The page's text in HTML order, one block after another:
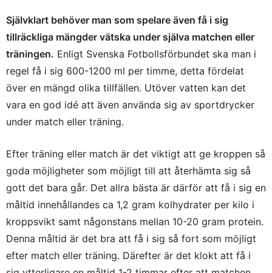
Självklart behöver man som spelare även få i sig
tillräckliga mängder vätska under själva matchen eller
träningen. Enligt Svenska Fotbollsförbundet ska man i
regel få i sig 600-1200 ml per timme, detta fördelat
över en mängd olika tillfällen. Utöver vatten kan det
vara en god idé att även använda sig av sportdrycker
under match eller träning.
Efter träning eller match är det viktigt att ge kroppen så
goda möjligheter som möjligt till att återhämta sig så
gott det bara går. Det allra bästa är därför att få i sig en
måltid innehållandes ca 1,2 gram kolhydrater per kilo i
kroppsvikt samt någonstans mellan 10-20 gram protein.
Denna måltid är det bra att få i sig så fort som möjligt
efter match eller träning. Därefter är det klokt att få i